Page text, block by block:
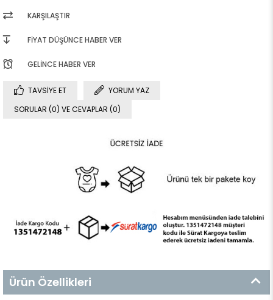
KARŞILAŞTIR
FIYAT DÜŞÜNCE HABER VER
GELINCE HABER VER
TAVSIYE ET
YORUM YAZ
SORULAR (0) VE CEVAPLAR (0)
Ürün Özellikleri